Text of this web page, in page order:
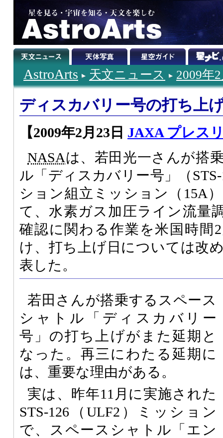
AstroArts 天文ニュース 2009年
ディスカバリー号の打ち上
【2009年2月23日 JAXA プレス
NASAは、若田光一さんが搭
ル「ディスカバリー号」（
ション組立ミッション（15A
て、水素ガス加圧ライン流量
確認に関わる作業を米国時間
け、打ち上げ日については改
表した。
若田さんが搭乗するスペース
シャトル「ディスカバリー
号」の打ち上げがまた延期と
なった。再三にわたる延期に
は、重要な理由がある。
実は、昨年11月に実施された
STS-126（ULF2）ミッション
で、スペースシャトル「エン